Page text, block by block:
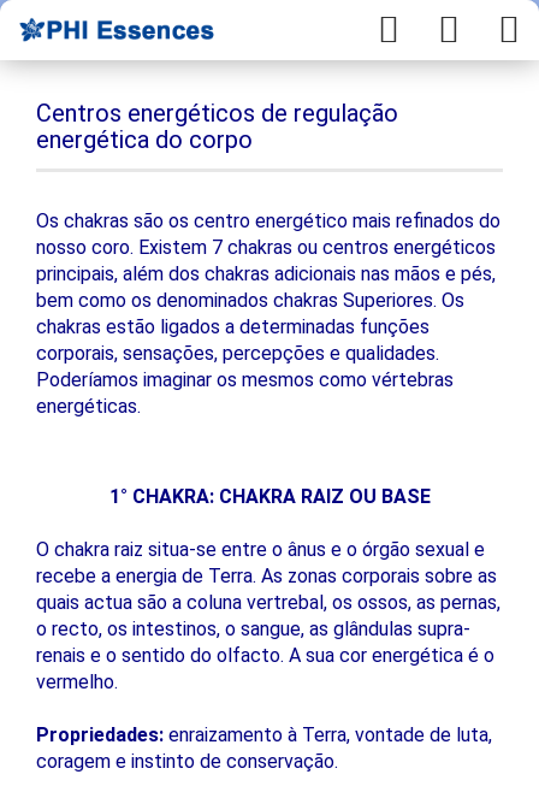
Centros energéticos de regulação
energética do corpo
Os chakras são os centro energético mais refinados do
nosso coro. Existem 7 chakras ou centros energéticos
principais, além dos chakras adicionais nas mãos e pés,
bem como os denominados chakras Superiores. Os
chakras estão ligados a determinadas funções
corporais, sensações, percepções e qualidades.
Poderíamos imaginar os mesmos como vértebras
energéticas.
1° CHAKRA: CHAKRA RAIZ OU BASE
O chakra raiz situa-se entre o ânus e o órgão sexual e
recebe a energia de Terra. As zonas corporais sobre as
quais actua são a coluna vertrebal, os ossos, as pernas,
o recto, os intestinos, o sangue, as glândulas supra-
renais e o sentido do olfacto. A sua cor energética é o
vermelho.
Propriedades: enraizamento à Terra, vontade de luta,
coragem e instinto de conservação.